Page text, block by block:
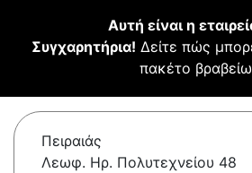
Αυτή είναι η
Συγχαρητήρια! Δείτε πώς
πακέτο
Πειραιάς
Λεωφ. Ηρ. Πολυτεχνείου 48